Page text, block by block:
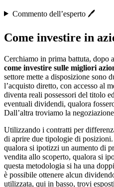
Commento dell’esperto 🖊️
Come investire in
Cerchiamo in prima battuta, dopo
come investire sulle migliori
settore mette a disposizione sono
l’acquisto diretto, con accesso al
diventa reali possessori del titolo
eventuali dividendi, qualora
Dall’altra troviamo la
Utilizzando i contratti per
di aprire due tipologie di
qualora si ipotizzi un aumento di
vendita allo scoperto, qualora si
questa metodologia si ha una
è possibile ottenere alcun
utilizzata, qui in basso, trovi